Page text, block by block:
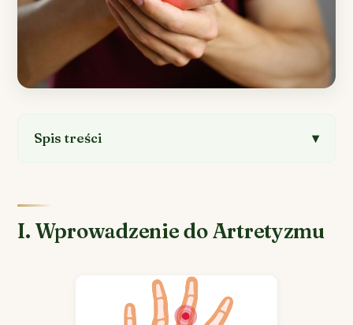
Spis treści
I. Wprowadzenie do Artretyzmu